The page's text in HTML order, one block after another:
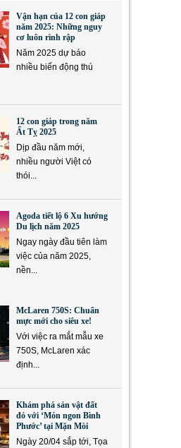
Vận hạn của 12 con giáp
năm 2025: Những nguy
cơ luôn rình rập
Năm 2025 dự báo
nhiều biến động thú
12 con giáp trong năm
Ất Tỵ 2025
Dịp đầu năm mới,
nhiều người Việt có
thói...
Agoda tiết lộ 6 Xu hướng
Du lịch năm 2025
Ngay ngày đầu tiên làm
việc của năm 2025,
nền...
McLaren 750S: Chuẩn
mực mới cho siêu xe!
Với việc ra mắt mẫu xe
750S, McLaren xác
định...
Khám phá sản vật đất
đỏ với ‘Món ngon Bình
Phước’ tại Mặn Mòi
Ngày 20/04 sắp tới, Tọa